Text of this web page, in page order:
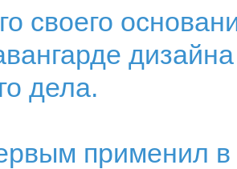
своего
дела.
применил в